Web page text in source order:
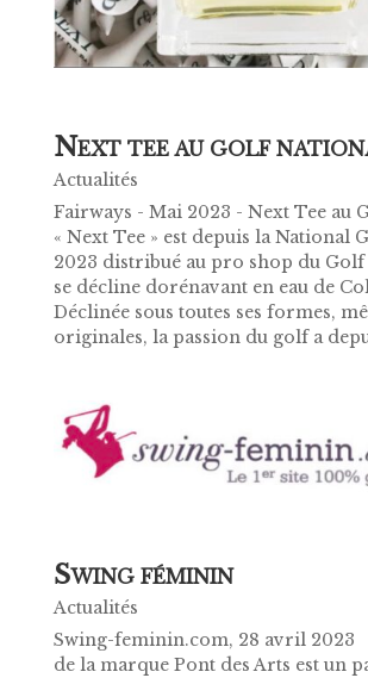
NEXT TEE AU GOLF
Actualités
Fairways - Mai 2023 - Next Tee au
« Next Tee » est depuis la National
2023 distribué au pro shop du
se décline dorénavant en eau de
Déclinée sous toutes ses formes,
originales, la passion du golf a
SWING FÉMININ
Actualités
Swing-feminin.com, 28 avril 2023
de la marque Pont des Arts est un